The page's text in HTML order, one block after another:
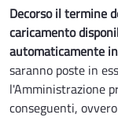
Decorso il termine
caricamento
automaticamente
saranno poste in
l'Amministrazione
conseguenti,